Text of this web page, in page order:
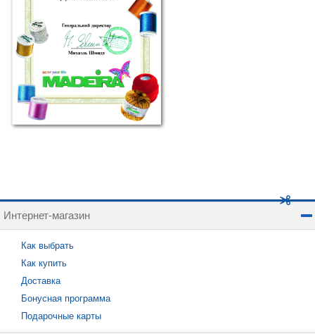
Интернет-магазин
Как выбрать
Как купить
Доставка
Бонусная программа
Подарочные карты